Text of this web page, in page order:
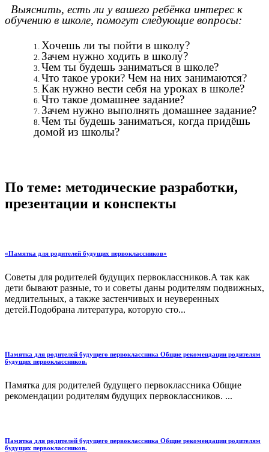
Выяснить, есть ли у вашего ребёнка интерес к
обучению в школе, помогут следующие вопросы:
Хочешь ли ты пойти в школу?
Зачем нужно ходить в школу?
Чем ты будешь заниматься в школе?
Что такое уроки? Чем на них занимаются?
Как нужно вести себя на уроках в школе?
Что такое домашнее задание?
Зачем нужно выполнять домашнее задание?
Чем ты будешь заниматься, когда придёшь
домой из школы?
По теме: методические разработки,
презентации и конспекты
«Памятка для родителей будущих первоклассников»
Советы для родителей будущих первоклассников.А так как
дети бывают разные, то и советы даны родителям подвижных,
медлительных, а также застенчивых и неуверенных
детей.Подобрана литература, которую сто...
Памятка для родителей будущего первоклассника Общие рекомендации родителям
будущих первоклассников.
Памятка для родителей будущего первоклассника Общие
рекомендации родителям будущих первоклассников. ...
Памятка для родителей будущего первоклассника Общие рекомендации родителям
будущих первоклассников.